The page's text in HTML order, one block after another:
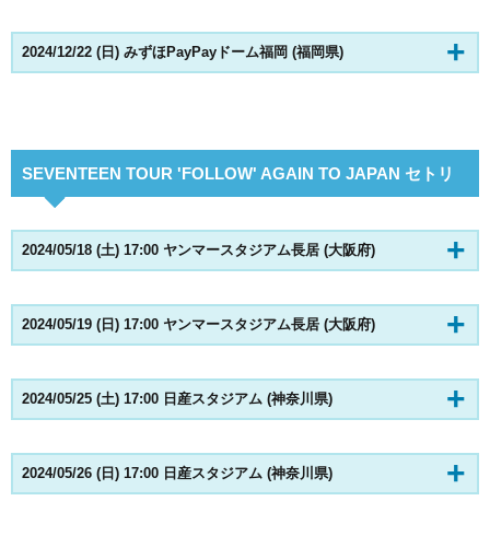
2024/12/22 (日) みずほPayPayドーム福岡 (福岡県)
SEVENTEEN TOUR 'FOLLOW' AGAIN TO JAPAN セトリ
2024/05/18 (土) 17:00 ヤンマースタジアム長居 (大阪府)
2024/05/19 (日) 17:00 ヤンマースタジアム長居 (大阪府)
2024/05/25 (土) 17:00 日産スタジアム (神奈川県)
2024/05/26 (日) 17:00 日産スタジアム (神奈川県)